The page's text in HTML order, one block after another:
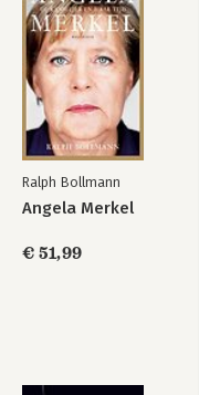
Ralph Bollmann
Angela Merkel
€ 51,99